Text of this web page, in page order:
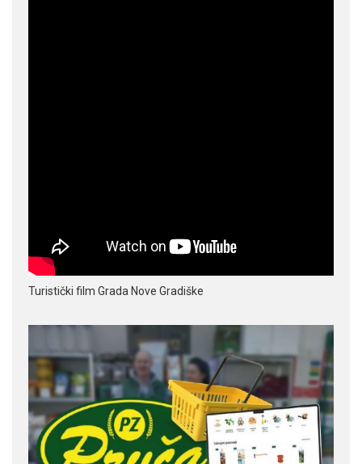
Turistički film Grada Nove Gradiške